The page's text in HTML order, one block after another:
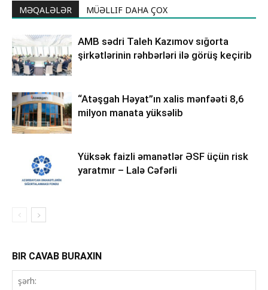
MƏQALƏLƏR MÜƏLLIF DAHA ÇOX
AMB sədri Taleh Kazımov sığorta
şirkətlərinin rəhbərləri ilə görüş keçirib
“Atəşgah Həyat”ın xalis mənfəəti 8,6
milyon manata yüksəlib
Yüksək faizli əmanətlər ƏSF üçün risk
yaratmır – Lalə Cəfərli
BIR CAVAB BURAXIN